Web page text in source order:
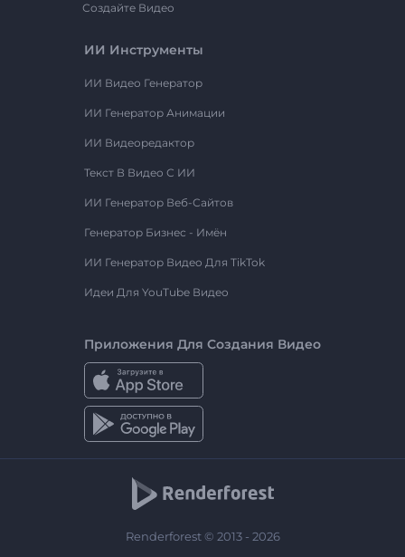
Создайте Видео
ИИ Инструменты
ИИ Видео Генератор
ИИ Генератор Анимации
ИИ Видеоредактор
Текст В Видео С ИИ
ИИ Генератор Веб-Сайтов
Генератор Бизнес - Имён
ИИ Генератор Видео Для TikTok
Идеи Для YouTube Видео
Приложения Для Создания Видео
Renderforest © 2013 - 2026